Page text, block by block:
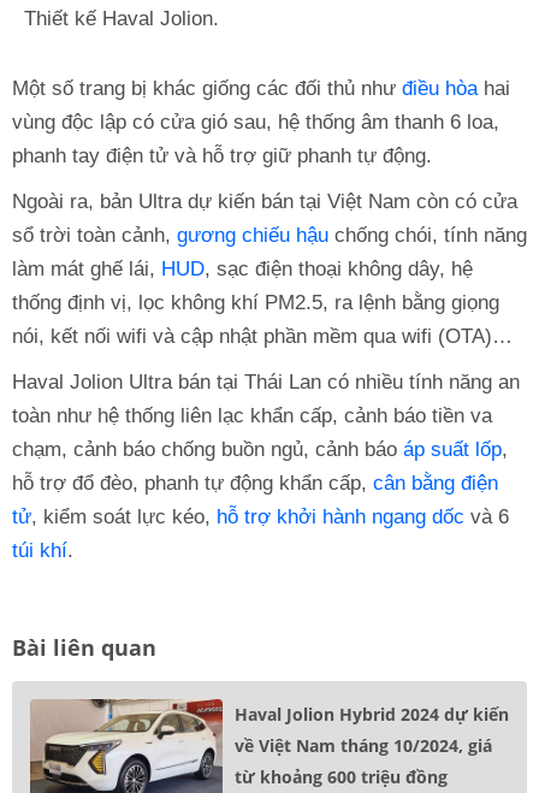
Thiết kế Haval Jolion.
Một số trang bị khác giống các đối thủ như điều hòa hai
vùng độc lập có cửa gió sau, hệ thống âm thanh 6 loa,
phanh tay điện tử và hỗ trợ giữ phanh tự động.
Ngoài ra, bản Ultra dự kiến bán tại Việt Nam còn có cửa
sổ trời toàn cảnh, gương chiếu hậu chống chói, tính năng
làm mát ghế lái, HUD, sạc điện thoại không dây, hệ
thống định vị, lọc không khí PM2.5, ra lệnh bằng giọng
nói, kết nối wifi và cập nhật phần mềm qua wifi (OTA)…
Haval Jolion Ultra bán tại Thái Lan có nhiều tính năng an
toàn như hệ thống liên lạc khẩn cấp, cảnh báo tiền va
chạm, cảnh báo chống buồn ngủ, cảnh báo áp suất lốp,
hỗ trợ đổ đèo, phanh tự động khẩn cấp, cân bằng điện
tử, kiểm soát lực kéo, hỗ trợ khởi hành ngang dốc và 6
túi khí.
Bài liên quan
Haval Jolion Hybrid 2024 dự kiến
về Việt Nam tháng 10/2024, giá
từ khoảng 600 triệu đồng